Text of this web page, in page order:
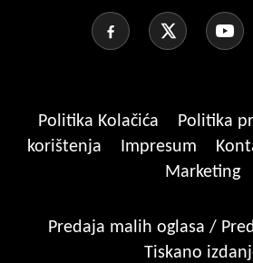
Politika Kolačića Politika
korištenja
Impresum
Marketing
Predaja malih oglasa /
Tiskano